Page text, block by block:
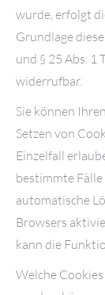
wurde, erfolgt
Grundlage
und § 25 Abs. 1
widerrufbar.
Sie können
Setzen von
Einzelfall
bestimmte
automatische
Browsers
kann die
Welche